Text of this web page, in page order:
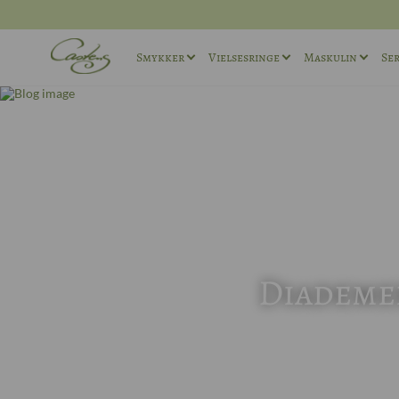
Smykker Vielsesringe Maskulin